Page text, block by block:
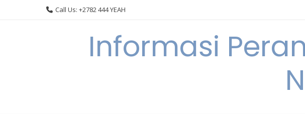
Call Us: +2782 444 YEAH
Informasi